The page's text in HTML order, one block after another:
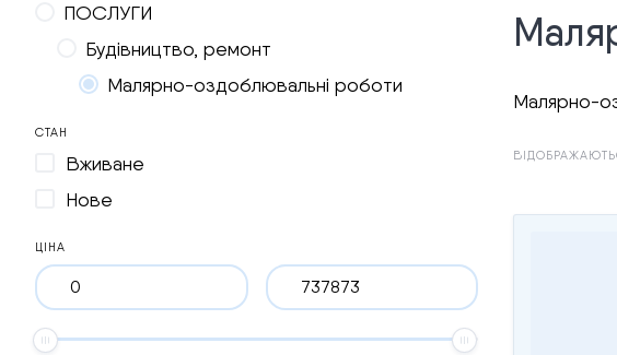
ПОСЛУГИ
Будівництво, ремонт
Малярно-оздоблювальні роботи
СТАН
Вживане
Нове
ЦІНА
Малярно-